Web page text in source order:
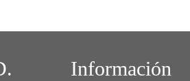
Información